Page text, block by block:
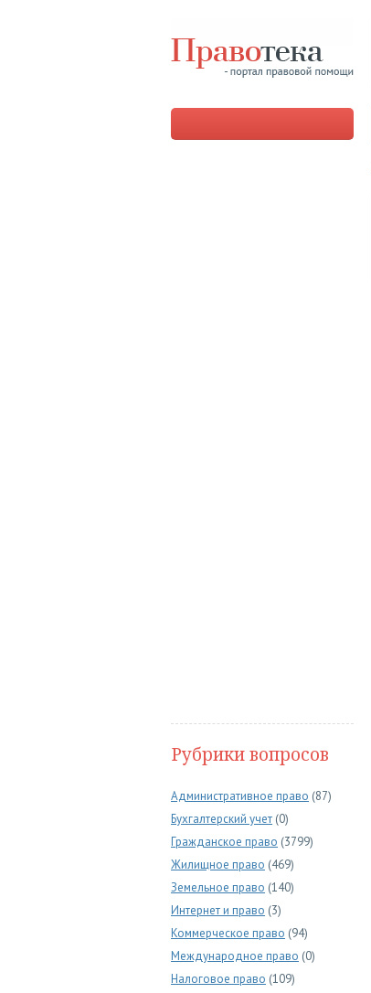
Рубрики вопросов
Административное право (87)
Бухгалтерский учет (0)
Гражданское право (3799)
Жилищное право (469)
Земельное право (140)
Интернет и право (3)
Коммерческое право (94)
Международное право (0)
Налоговое право (109)